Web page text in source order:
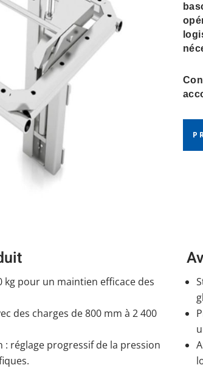
kg pour un maintien efficace des
des charges de 800 mm à 2 400
réglage progressif de la pression